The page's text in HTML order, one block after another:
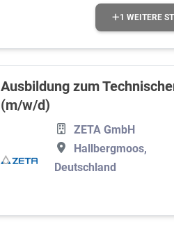
1 WEITERE
Ausbildung zum
(m/w/d)
ZETA GmbH
Hallbergmoos,
Deutschland